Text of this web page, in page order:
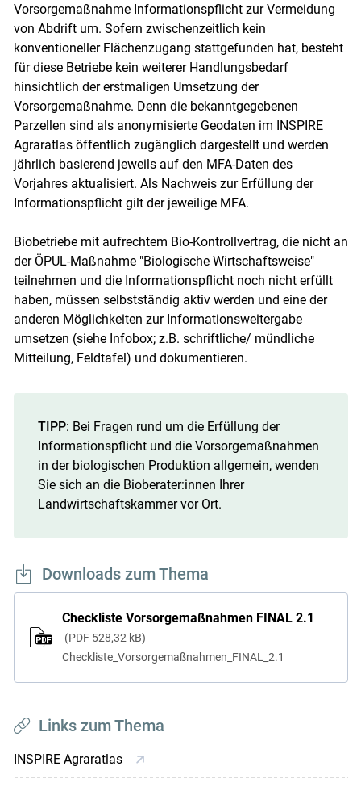
Vorsorgemaßnahme Informationspflicht zur Vermeidung
von Abdrift um. Sofern zwischenzeitlich kein
konventioneller Flächenzugang stattgefunden hat, besteht
für diese Betriebe kein weiterer Handlungsbedarf
hinsichtlich der erstmaligen Umsetzung der
Vorsorgemaßnahme. Denn die bekanntgegebenen
Parzellen sind als anonymisierte Geodaten im INSPIRE
Agraratlas öffentlich zugänglich dargestellt und werden
jährlich basierend jeweils auf den MFA-Daten des
Vorjahres aktualisiert. Als Nachweis zur Erfüllung der
Informationspflicht gilt der jeweilige MFA.
Biobetriebe mit aufrechtem Bio-Kontrollvertrag, die nicht an
der ÖPUL-Maßnahme "Biologische Wirtschaftsweise"
teilnehmen und die Informationspflicht noch nicht erfüllt
haben, müssen selbstständig aktiv werden und eine der
anderen Möglichkeiten zur Informationsweitergabe
umsetzen (siehe Infobox; z.B. schriftliche/ mündliche
Mitteilung, Feldtafel) und dokumentieren.
TIPP: Bei Fragen rund um die Erfüllung der
Informationspflicht und die Vorsorgemaßnahmen
in der biologischen Produktion allgemein, wenden
Sie sich an die Bioberater:innen Ihrer
Landwirtschaftskammer vor Ort.
Downloads zum Thema
Checkliste Vorsorgemaßnahmen FINAL 2.1
PDF 528,32 kB
Checkliste_Vorsorgemaßnahmen_FINAL_2.1
Links zum Thema
INSPIRE Agraratlas